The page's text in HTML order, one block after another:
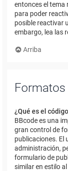
entonces el tema
para poder
posible reactivar
embargo, lea las
Arriba
¿Qué es el
BBcode es una
gran control de
publicaciones. El
administración,
formulario de
similar en estilo